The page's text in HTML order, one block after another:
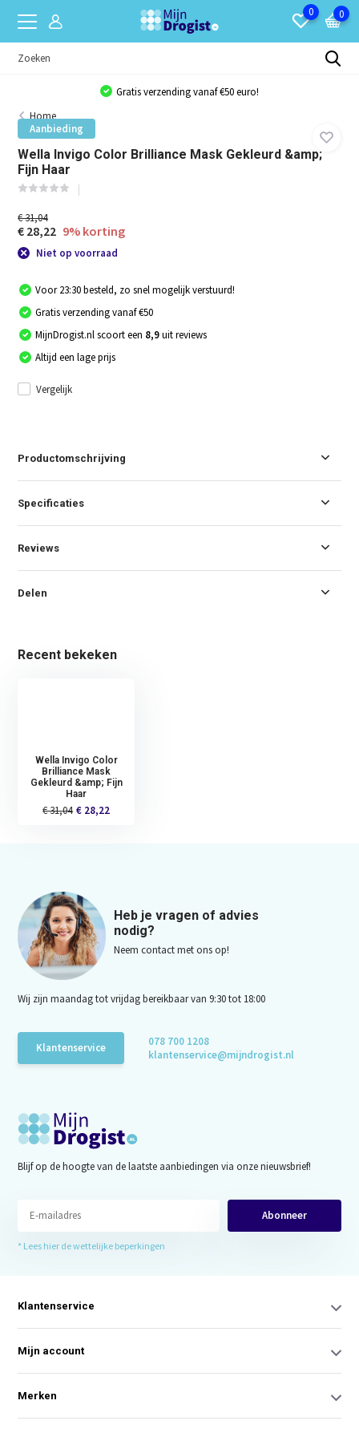
0 0
Gratis verzending vanaf €50 euro!
Home
Aanbieding
Wella Invigo Color Brilliance Mask Gekleurd &amp;
Fijn Haar
€ 31,04
€ 28,22 9% korting
Niet op voorraad
Voor 23:30 besteld, zo snel mogelijk verstuurd!
Gratis verzending vanaf €50
MijnDrogist.nl scoort een 8,9uit reviews
Altijd een lage prijs
Vergelijk
Productomschrijving
Specificaties
Reviews
Delen
Recent bekeken
Wella Invigo Color
Brilliance Mask
Gekleurd &amp; Fijn
Haar
€ 31,04 € 28,22
Heb je vragen of advies
nodig?
Neem contact met ons op!
Wij zijn maandag tot vrijdag bereikbaar van 9:30 tot 18:00
Klantenservice
078 700 1208
klantenservice@mijndrogist.nl
Blijf op de hoogte van de laatste aanbiedingen via onze nieuwsbrief!
Abonneer
* Lees hier de wettelijke beperkingen
Klantenservice
Mijn account
Merken